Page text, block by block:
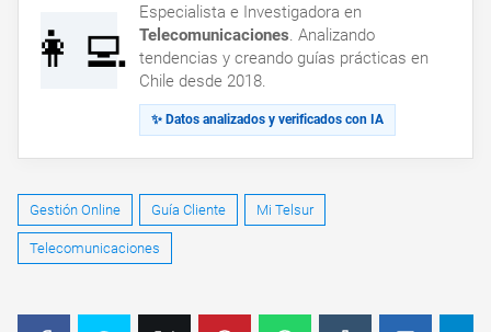
👩‍💻
Especialista e Investigadora en
Telecomunicaciones. Analizando
tendencias y creando guías prácticas en
Chile desde 2018.
✨ Datos analizados y verificados con IA
Gestión Online Guía Cliente Mi Telsur
Telecomunicaciones